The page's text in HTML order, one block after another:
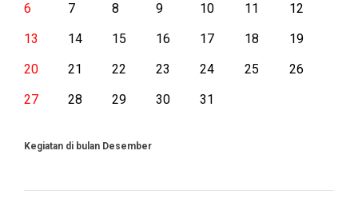
6
7 8 9 10 11
12
13
14 15 16 17 18
19
20
21 22 23 24 25
26
27
28 29 30 31
Kegiatan di bulan Desember